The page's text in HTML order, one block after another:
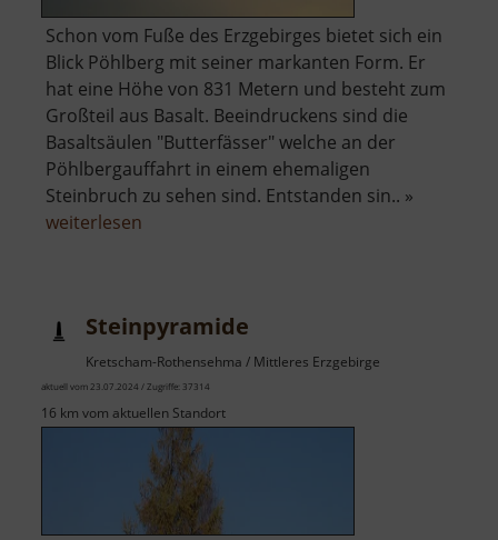
Schon vom Fuße des Erzgebirges bietet sich ein
Blick Pöhlberg mit seiner markanten Form. Er
hat eine Höhe von 831 Metern und besteht zum
Großteil aus Basalt. Beeindruckens sind die
Basaltsäulen "Butterfässer" welche an der
Pöhlbergauffahrt in einem ehemaligen
Steinbruch zu sehen sind. Entstanden sin.. »
weiterlesen
Steinpyramide
Kretscham-Rothensehma / Mittleres Erzgebirge
aktuell vom 23.07.2024 / Zugriffe: 37314
16 km vom aktuellen Standort